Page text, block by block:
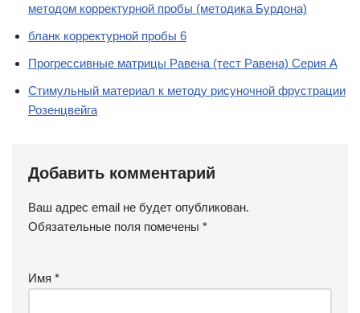
методом корректурной пробы (методика Бурдона)
бланк корректурной пробы 6
Прогрессивные матрицы Равена (тест Равена) Серия A
Стимульный материал к методу рисуночной фрустрации
Розенцвейга
Добавить комментарий
Ваш адрес email не будет опубликован.
Обязательные поля помечены *
Имя *